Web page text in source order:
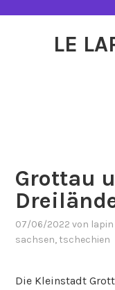
LE
Grottau
07/06/2022 von
sachsen, tschechien
Die Kleinstadt